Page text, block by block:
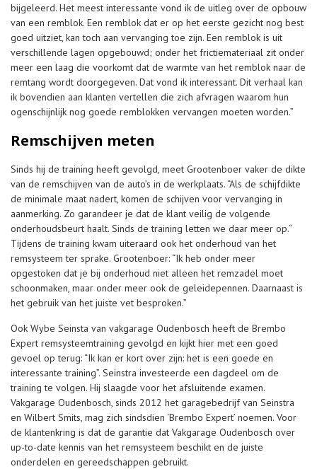
bijgeleerd. Het meest interessante vond ik de uitleg over de opbouw
van een remblok. Een remblok dat er op het eerste gezicht nog best
goed uitziet, kan toch aan vervanging toe zijn. Een remblok is uit
verschillende lagen opgebouwd; onder het frictiemateriaal zit onder
meer een laag die voorkomt dat de warmte van het remblok naar de
remtang wordt doorgegeven. Dat vond ik interessant. Dit verhaal kan
ik bovendien aan klanten vertellen die zich afvragen waarom hun
ogenschijnlijk nog goede remblokken vervangen moeten worden.”
Remschijven meten
Sinds hij de training heeft gevolgd, meet Grootenboer vaker de dikte
van de remschijven van de auto’s in de werkplaats. “Als de schijfdikte
de minimale maat nadert, komen de schijven voor vervanging in
aanmerking. Zo garandeer je dat de klant veilig de volgende
onderhoudsbeurt haalt. Sinds de training letten we daar meer op.“
Tijdens de training kwam uiteraard ook het onderhoud van het
remsysteem ter sprake. Grootenboer: “Ik heb onder meer
opgestoken dat je bij onderhoud niet alleen het remzadel moet
schoonmaken, maar onder meer ook de geleidepennen. Daarnaast is
het gebruik van het juiste vet besproken.”
Ook Wybe Seinsta van vakgarage Oudenbosch heeft de Brembo
Expert remsysteemtraining gevolgd en kijkt hier met een goed
gevoel op terug: “Ik kan er kort over zijn: het is een goede en
interessante training”. Seinstra investeerde een dagdeel om de
training te volgen. Hij slaagde voor het afsluitende examen.
Vakgarage Oudenbosch, sinds 2012 het garagebedrijf van Seinstra
en Wilbert Smits, mag zich sindsdien ‘Brembo Expert’ noemen. Voor
de klantenkring is dat de garantie dat Vakgarage Oudenbosch over
up-to-date kennis van het remsysteem beschikt en de juiste
onderdelen en gereedschappen gebruikt.